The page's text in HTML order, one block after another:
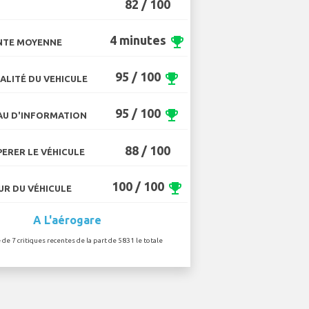
82 / 100
MOYENNE 4 minutes emoji_events
DU VEHICULE 95 / 100 emoji_events
D'INFORMATION 95 / 100 emoji_events
LE VÉHICULE 88 / 100
DU VÉHICULE 100 / 100 emoji_events
A L'aérogare
de 7 critiques recentes de la part de 5831 le totale